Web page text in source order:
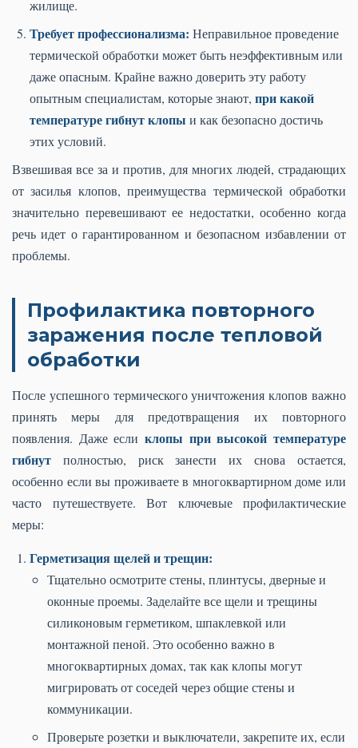
жилище.
Требует профессионализма: Неправильное проведение
термической обработки может быть неэффективным или
даже опасным. Крайне важно доверить эту работу
опытным специалистам, которые знают, при какой
температуре гибнут клопы и как безопасно достичь
этих условий.
Взвешивая все за и против, для многих людей, страдающих
от засилья клопов, преимущества термической обработки
значительно перевешивают ее недостатки, особенно когда
речь идет о гарантированном и безопасном избавлении от
проблемы.
Профилактика повторного
заражения после тепловой
обработки
После успешного термического уничтожения клопов важно
принять меры для предотвращения их повторного
появления. Даже если клопы при высокой температуре
гибнут полностью, риск занести их снова остается,
особенно если вы проживаете в многоквартирном доме или
часто путешествуете. Вот ключевые профилактические
меры:
Герметизация щелей и трещин:
Тщательно осмотрите стены, плинтусы, дверные и
оконные проемы. Заделайте все щели и трещины
силиконовым герметиком, шпаклевкой или
монтажной пеной. Это особенно важно в
многоквартирных домах, так как клопы могут
мигрировать от соседей через общие стены и
коммуникации.
Проверьте розетки и выключатели, закрепите их, если